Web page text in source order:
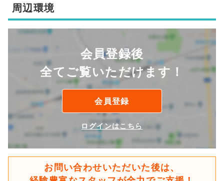
周辺環境
会員登録後
全てご覧いただけます！
会員登録
ログインはこちら
お問い合わせいただいた後は、